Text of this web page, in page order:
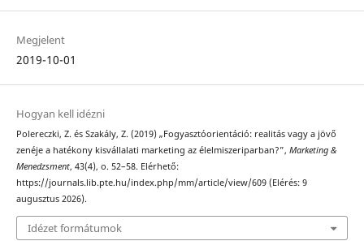
Megjelent
2019-10-01
Hogyan kell idézni
Polereczki, Z. és Szakály, Z. (2019) „Fogyasztóorientáció: realitás vagy a jövő
zenéje a hatékony kisvállalati marketing az élelmiszeriparban?”, Marketing &
Menedzsment, 43(4), o. 52–58. Elérhető:
https://journals.lib.pte.hu/index.php/mm/article/view/609 (Elérés: 9
augusztus 2026).
Idézet formátumok